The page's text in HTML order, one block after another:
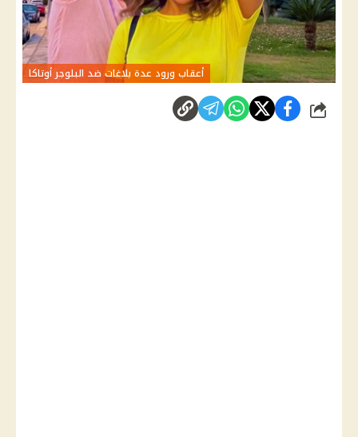
أعقاب ورود عدة بلاغات ضد البلوجر أوتاكا
شارك